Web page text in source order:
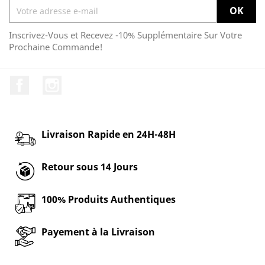
Inscrivez-Vous et Recevez -10% Supplémentaire Sur Votre
Prochaine Commande!
Livraison Rapide en 24H-48H
Retour sous 14 Jours
100% Produits Authentiques
Payement à la Livraison